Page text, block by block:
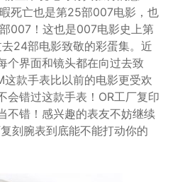
死亡也是第25部007电影，也
007！这也是007电影史上第
24部电影致敬的彩蛋集。近
个界面和镜头都在向过去致
款手表比以前的电影更受欢
会错过这款手表！OR工厂复印
不错！感兴趣的表友不妨继续
刻腕表到底能不能打动你的